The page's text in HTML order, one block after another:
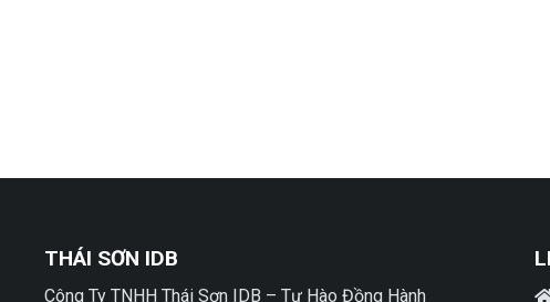
THÁI SƠN IDB
Công Ty TNHH Thái Sơn IDB – Tự Hào Đồng Hành